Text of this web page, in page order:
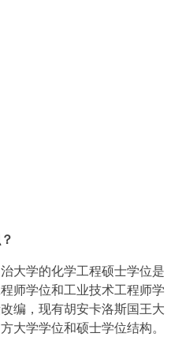
大学的化学工程硕士学位是
师学位和工业技术工程师学
编，现有胡安卡洛斯国王大
大学学位和硕士学位结构。